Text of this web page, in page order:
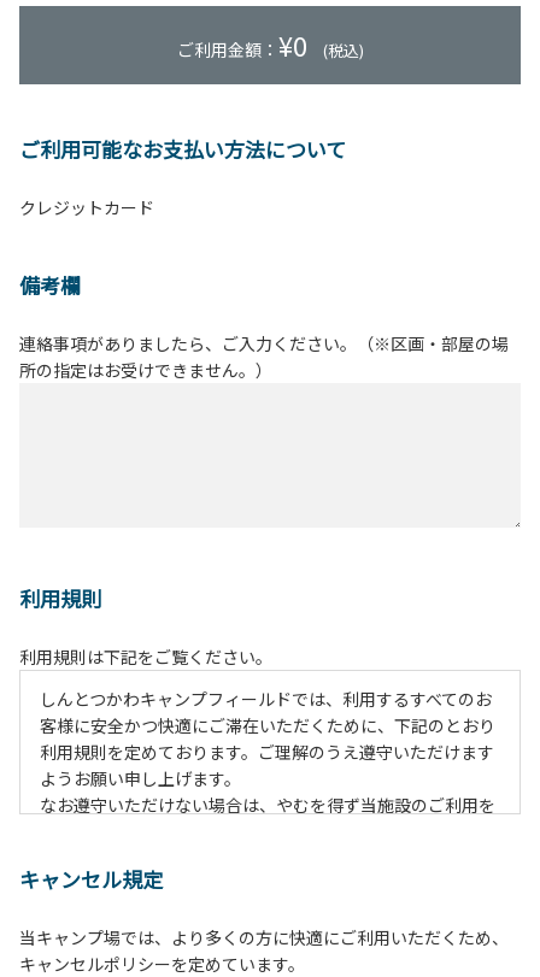
ご利用金額： ¥0 (税込)
ご利用可能なお支払い方法について
クレジットカード
備考欄
連絡事項がありましたら、ご入力ください。（※区画・部屋の場
所の指定はお受けできません。）
利用規則
利用規則は下記をご覧ください。
しんとつかわキャンプフィールドでは、利用するすべてのお
客様に安全かつ快適にご滞在いただくために、下記のとおり
利用規則を定めております。ご理解のうえ遵守いただけます
ようお願い申し上げます。
なお遵守いただけない場合は、やむを得ず当施設のご利用を
【ご利用上の注意事項ならびに禁止事項】
２.安全管理上、お子様の単独での行動はご遠慮ください。
３.調度品などの持ち出しはしないでください。
キャンセル規定
当キャンプ場では、より多くの方に快適にご利用いただくため、
キャンセルポリシーを定めています。